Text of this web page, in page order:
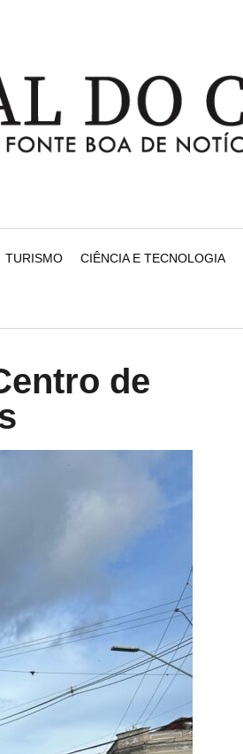
TURISMO CIÊNCIA E TECNOLOGIA
de